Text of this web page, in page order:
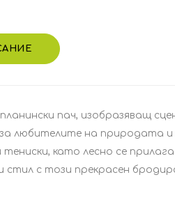
пач, изобразяващ
любителите на природата
като лесно се
стил с този прекрасен